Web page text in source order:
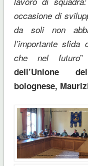
occasione di
da soli non
l’importante
che nel futuro
dell’Unione
bolognese,